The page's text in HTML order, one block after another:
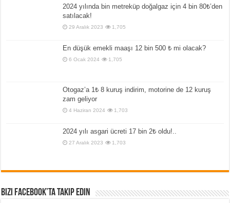
2024 yılında bin metreküp doğalgaz için 4 bin 80₺’den
satılacak!
29 Aralık 2023 1,705
En düşük emekli maaşı 12 bin 500 ₺ mi olacak?
6 Ocak 2024 1,705
Otogaz’a 1₺ 8 kuruş indirim, motorine de 12 kuruş
zam geliyor
4 Haziran 2024 1,703
2024 yılı asgari ücreti 17 bin 2₺ oldu!..
27 Aralık 2023 1,703
Bizi Facebook’ta Takip Edin